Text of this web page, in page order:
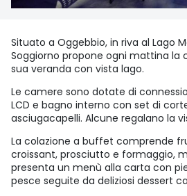
Situato a Oggebbio, in riva al Lago
Soggiorno propone ogni mattina la
sua veranda con vista lago.
Le camere sono dotate di
LCD e bagno interno con set di
asciugacapelli. Alcune regalano la
La colazione a buffet comprende
croissant, prosciutto e formaggio,
presenta un menù alla carta con
pesce seguite da deliziosi dessert